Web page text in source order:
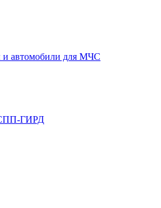
автомобили для МЧС
ГИРД